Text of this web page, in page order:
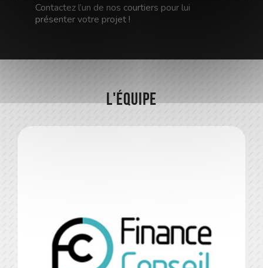
Contactez l’un de nos courtiers pour lui
présenter votre projet !
L'équipe